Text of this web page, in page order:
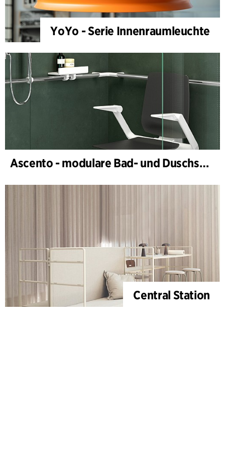
YoYo - Serie Innenraumleuchte
Ascento - modulare Bad- und Duschsitzserie
Central Station